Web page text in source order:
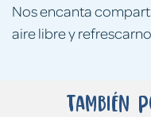
Nos encanta
aire libre y
También